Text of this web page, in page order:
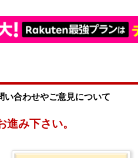
い合わせやご意見について
み下さい。